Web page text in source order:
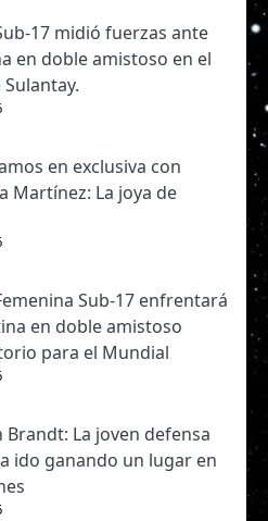
17 midió fuerzas ante
en doble amistoso en el
Sulantay.
en exclusiva con
Martínez: La joya de
Sub-17 enfrentará
en doble amistoso
para el Mundial
Brandt: La joven defensa
ido ganando un lugar en